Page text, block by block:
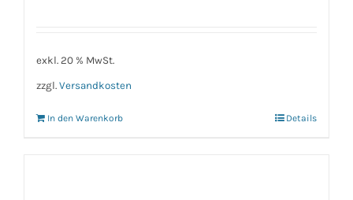
exkl. 20 % MwSt.
zzgl. Versandkosten
In den Warenkorb Details